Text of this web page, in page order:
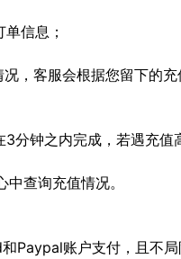
信息；
，客服会根据您留下的充
分钟之内完成，若遇充
查询充值情况。
Paypal账户支付，且不